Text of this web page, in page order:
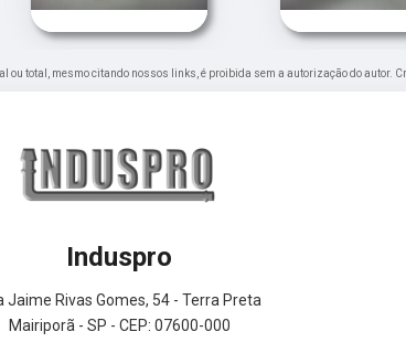
ou total, mesmo citando nossos links, é proibida sem a autorização do autor.
Induspro
Jaime Rivas Gomes, 54 - Terra Preta
Mairiporã - SP - CEP: 07600-000